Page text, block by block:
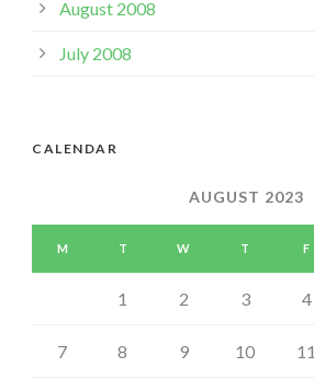
August 2008
July 2008
CALENDAR
AUGUST 2023
M T W T F
1 2 3 4
7 8 9 10 11